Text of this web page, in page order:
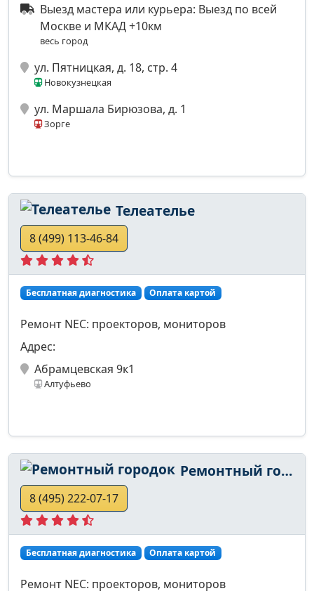
Выезд мастера или курьера: Выезд по всей
Москве и МКАД +10км
весь город
ул. Пятницкая, д. 18, стр. 4
Новокузнецкая
ул. Маршала Бирюзова, д. 1
Зорге
Телеателье
8 (499) 113-46-84
Бесплатная диагностика Оплата картой
Ремонт NEC: проекторов, мониторов
Адрес:
Абрамцевская 9к1
Алтуфьево
Ремонтный городок
8 (495) 222-07-17
Бесплатная диагностика Оплата картой
Ремонт NEC: проекторов, мониторов